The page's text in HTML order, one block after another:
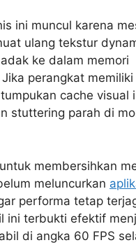
ini muncul karena
ulang tekstur
ke dalam memori
Jika perangkat memiliki
cache visual
stuttering parah di
membersihkan
meluncurkan
performa tetap
ini terbukti efektif
di angka 60 FPS